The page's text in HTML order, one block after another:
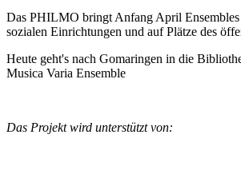
Das PHILMO bringt Anfang April Ensembles
sozialen Einrichtungen und auf Plätze des
Heute geht's nach Gomaringen in die
Musica Varia Ensemble
Das Projekt wird unterstützt von: